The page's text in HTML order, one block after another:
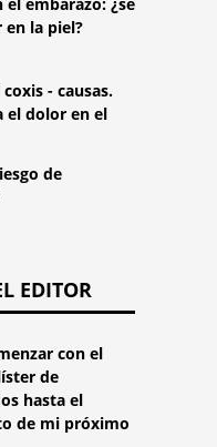
el embarazo: ¿se
en la piel?
- causas.
el dolor en el
de
EDITOR
con el
de
hasta el
de mi próximo